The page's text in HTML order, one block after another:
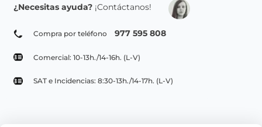
¿Necesitas ayuda? ¡Contáctanos!
Compra por teléfono 977 595 808
Comercial: 10-13h./14-16h. (L-V)
SAT e Incidencias: 8:30-13h./14-17h. (L-V)